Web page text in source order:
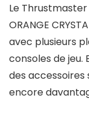
Le Thrustmaster
ORANGE
avec plusieurs
consoles de jeu.
des
encore